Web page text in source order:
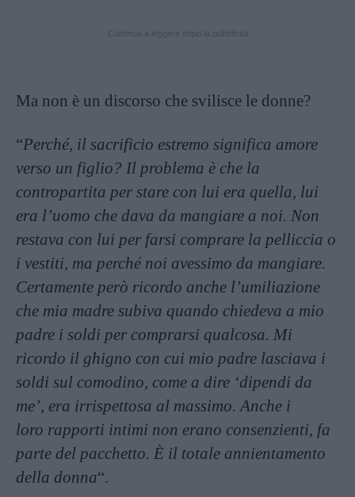
Ma non è un discorso che svilisce le donne?
“Perché, il sacrificio estremo significa amore
verso un figlio? Il problema è che la
contropartita per stare con lui era quella, lui
era l’uomo che dava da mangiare a noi. Non
restava con lui per farsi comprare la pelliccia o
i vestiti, ma perché noi avessimo da mangiare.
Certamente però ricordo anche l’umiliazione
che mia madre subiva quando chiedeva a mio
padre i soldi per comprarsi qualcosa. Mi
ricordo il ghigno con cui mio padre lasciava i
soldi sul comodino, come a dire ‘dipendi da
me’, era irrispettosa al massimo. Anche i
loro rapporti intimi non erano consenzienti, fa
parte del pacchetto. È il totale annientamento
della donna“.